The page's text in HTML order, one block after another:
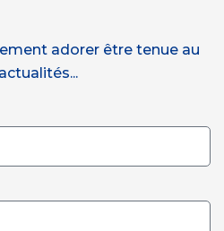
adorer être tenue au